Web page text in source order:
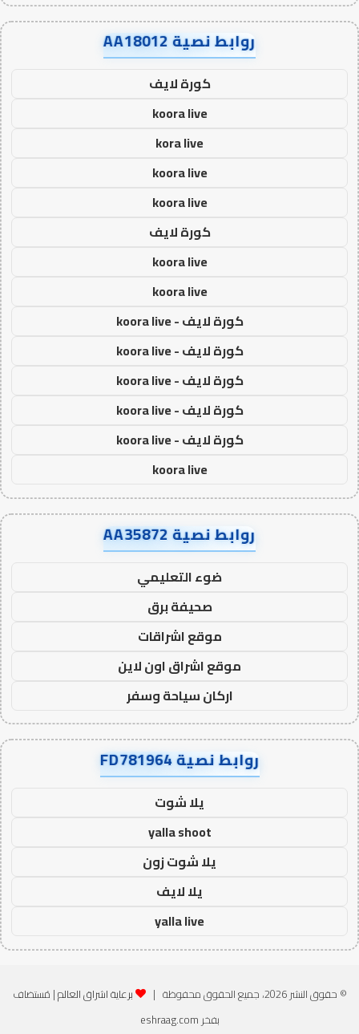
روابط نصية AA18012
كورة لايف
koora live
kora live
koora live
koora live
كورة لايف
koora live
koora live
كورة لايف - koora live
كورة لايف - koora live
كورة لايف - koora live
كورة لايف - koora live
كورة لايف - koora live
koora live
روابط نصية AA35872
ضوء التعليمي
صحيفة برق
موقع اشراقات
موقع اشراق اون لاين
اركان سياحة وسفر
روابط نصية FD781964
يلا شوت
yalla shoot
يلا شوت زون
يلا لايف
yalla live
© حقوق النشر 2026، جميع الحقوق محفوظة | برعاية اشراق العالم| مُستضاف
بفخر eshraag.com